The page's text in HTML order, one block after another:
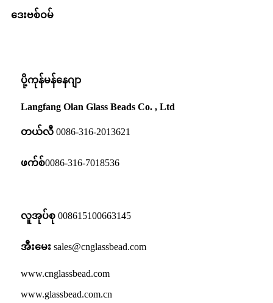
ဒေးဗစ်ဝမ်
ပို့ကုန်မန်နေဂျာ
Langfang Olan Glass Beads Co. , Ltd
တယ်လီ 0086-316-2013621
ဖက်စ်0086-316-7018536
လူအုပ်စု 008615100663145
အီးမေး sales@cnglassbead.com
www.cnglassbead.com
www.glassbead.com.cn